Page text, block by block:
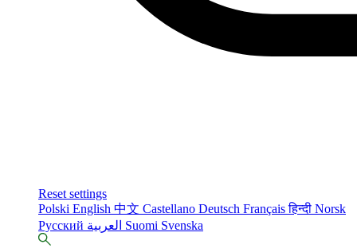
Reset settings
Polski English 中文 Castellano Deutsch Françaisहिन्दी Norsk
Русский
Suomi Svenska